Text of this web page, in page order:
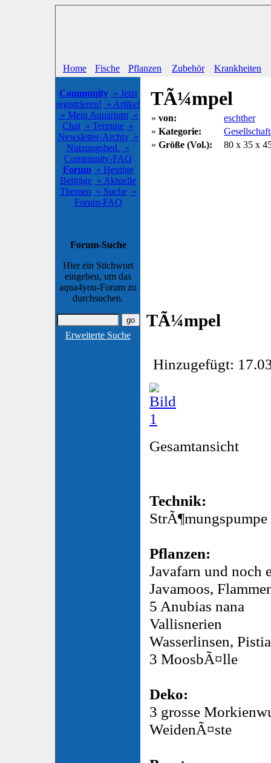
Home Fische Pflanzen Zubehör Krankheiten
Community » Jetzt
registrieren! » Artikel
» Mein Aquarium »
Chat » Termine »
Newsletter-Archiv »
Nutzungsbed. »
Community-FAQ
Forum » Heutige
Beiträge » Aktuelle
Themen » Suche »
Forum-FAQ
Forum-Suche
Hier ein Stichwort
eingeben, um das
aqua4you-Forum zu
durchsuchen.
Erweiterte Suche
TÃ¼mpel
» von:
eschther
» Kategorie:
» Größe (Vol.): 80 x 35 x
TÃ¼mpel
Hinzugefügt:
Gesamtansicht
Technik:
Pflanzen:
Javafarn und noch
Javamoos,
5 Anubias nana
Vallisnerien
Wasserlinsen,
3 MoosbÃ¤lle
Deko:
3 grosse
WeidenÃ¤ste